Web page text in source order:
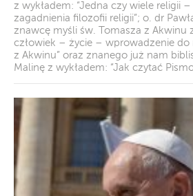
z wykładem: “Jedna czy wiele religii
zagadnienia filozofii religii”; o. dr
znawcę myśli św. Tomasza z Akwinu
człowiek – życie – wprowadzenie do
z Akwinu” oraz znanego już nam
Malinę z wykładem: “Jak czytać